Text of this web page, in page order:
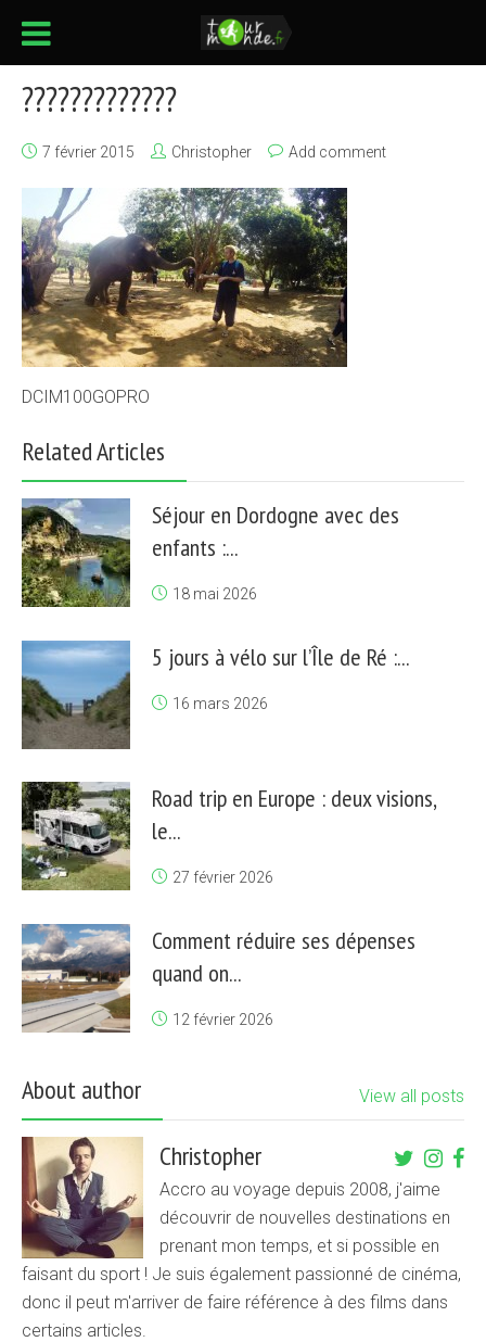
?????????????
7 février 2015 Christopher Add comment
DCIM100GOPRO
Related Articles
Séjour en Dordogne avec des
enfants :...
18 mai 2026
5 jours à vélo sur l’Île de Ré :...
16 mars 2026
Road trip en Europe : deux visions,
le...
27 février 2026
Comment réduire ses dépenses
quand on...
12 février 2026
About author View all posts
Christopher
Accro au voyage depuis 2008, j'aime
découvrir de nouvelles destinations en
prenant mon temps, et si possible en
faisant du sport ! Je suis également passionné de cinéma,
donc il peut m'arriver de faire référence à des films dans
certains articles.